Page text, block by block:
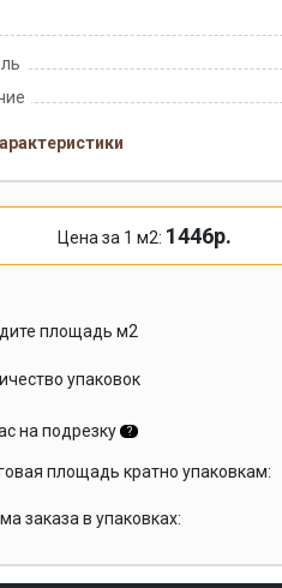
Цена за 1 м2: 1446р.
площадь м2
упаковок
на подрезку ?
площадь кратно упаковкам:
заказа в упаковках: